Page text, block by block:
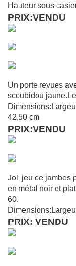
Hauteur sous
PRIX:VENDU
Un porte revues
scoubidou
42,50 cm
PRIX:VENDU
Joli jeu de jambes
en métal noir et
60.
PRIX: VENDU